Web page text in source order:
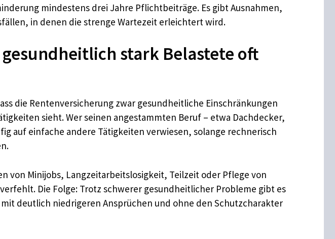
mindestens drei Jahre Pflichtbeiträge. Es gibt Ausnahmen,
in denen die strenge Wartezeit erleichtert wird.
stark Belastete oft
die Rentenversicherung zwar gesundheitliche Einschränkungen
sieht. Wer seinen angestammten Beruf – etwa Dachdecker,
auf einfache andere Tätigkeiten verwiesen, solange rechnerisch
von Minijobs, Langzeitarbeitslosigkeit, Teilzeit oder Pflege von
Die Folge: Trotz schwerer gesundheitlicher Probleme gibt es
deutlich niedrigeren Ansprüchen und ohne den Schutzcharakter